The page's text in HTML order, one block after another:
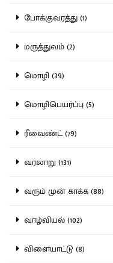
போக்குவரத்து (1)
மருத்துவம் (2)
மொழி (39)
மொழிபெயர்ப்பு (5)
ரீவைண்ட் (79)
வரலாறு (131)
வரும் முன் காக்க (88)
வாழ்வியல் (102)
விளையாட்டு (8)